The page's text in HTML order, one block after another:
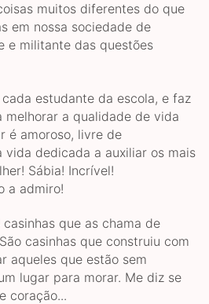
muitos diferentes do que
em nossa sociedade de
e militante das questões
estudante da escola, e faz
a qualidade de vida
é amoroso, livre de
vida dedicada a auxiliar os mais
Sábia! Incrível!
a admiro!
que as chama de
casinhas que construiu com
aqueles que estão sem
lugar para morar. Me diz se
coração...